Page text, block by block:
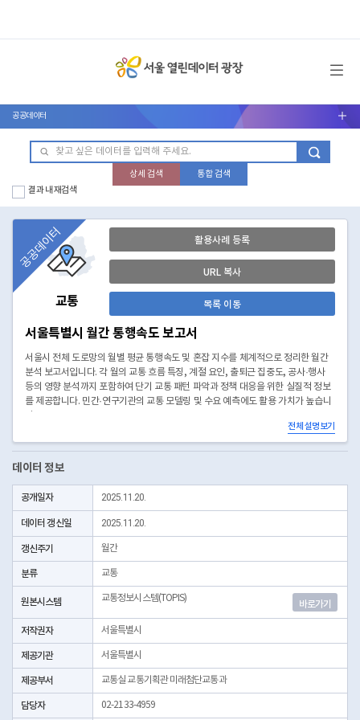
메뉴 열기
공공데이터 서브메뉴 열기
상세 검색
통합 검색
결과 내 재검색
교통
공공데이터 활용사례 등록
URL 복사
목록 이동
서울특별시 월간 통행속도 보고서
서울시 전체 도로망의 월별 평균 통행속도 및 혼잡 지수를 체계적으로 정리한 월간
분석 보고서입니다. 각 월의 교통 흐름 특징, 계절 요인, 출퇴근 집중도, 공사·행사
등의 영향 분석까지 포함하여 단기 교통 패턴 파악과 정책 대응을 위한 실질적 정보
를 제공합니다. 민간·연구기관의 교통 모델링 및 수요 예측에도 활용 가치가 높습니
전체 설명보기
데이터 정보
공개일자 2025.11.20.
데이터 갱신일 2025.11.20.
갱신주기 월간
분류 교통
원본시스템 교통정보시스템(TOPIS)
바로가기
저작권자 서울특별시
제공기관 서울특별시
제공부서 교통실 교통기획관 미래첨단교통과
담당자 02-2133-4959